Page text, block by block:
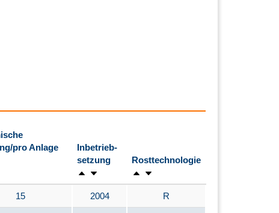
pro Anlage
Inbetrieb-
setzung
Rosttechnologie
15 2004 R